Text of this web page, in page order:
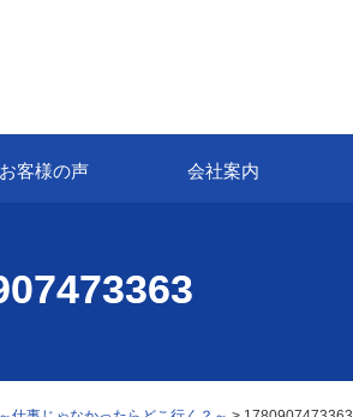
お客様の声 会社案内